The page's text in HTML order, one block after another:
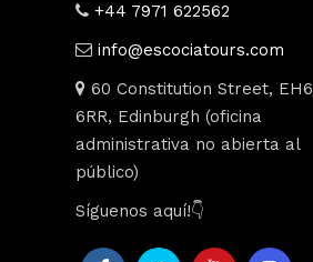
+44 7971 622562
info@escociatours.com
60 Constitution Street, EH6
6RR, Edinburgh (oficina
administrativa no abierta al
público)
Síguenos aquí!👇